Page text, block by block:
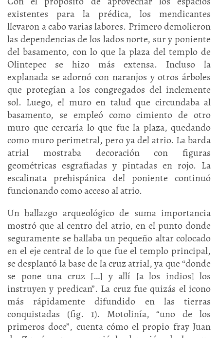
existentes para la prédica, los mendicantes
llevaron a cabo varias labores. Primero demolieron
las dependencias de los lados norte, sur y poniente
del basamento, con lo que la plaza del templo de
Olintepec se hizo más extensa. Incluso la
explanada se adornó con naranjos y otros árboles
que protegían a los congregados del inclemente
sol. Luego, el muro en talud que circundaba al
basamento, se empleó como cimiento de otro
muro que cercaría lo que fue la plaza, quedando
como muro perimetral, pero ya del atrio. La barda
atrial mostraba decoración con figuras
geométricas esgrafiadas y pintadas en rojo. La
escalinata prehispánica del poniente continuó
funcionando como acceso al atrio.
Un hallazgo arqueológico de suma importancia
mostró que al centro del atrio, en el punto donde
seguramente se hallaba un pequeño altar colocado
en el eje central de lo que fue el templo principal,
se desplantó la base de la cruz atrial, ya que “donde
se pone una cruz […] y allí [a los indios] los
instruyen y predican”. La cruz fue quizás el icono
más rápidamente difundido en las tierras
conquistadas (fig. 1). Motolinía, “uno de los
primeros doce”, cuenta cómo el propio fray Juan